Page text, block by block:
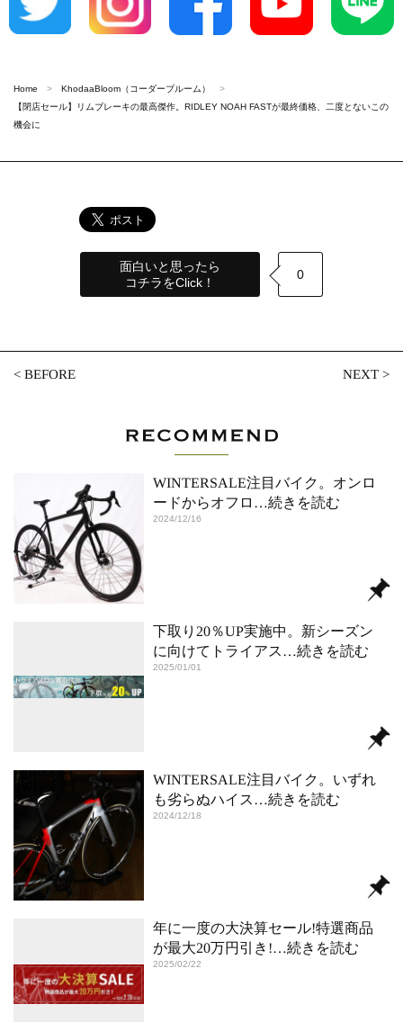
Home
KhodaaBloom（コーダーブルーム）
【閉店セール】リムブレーキの最高傑作。RIDLEY NOAH FASTが最終価格、二度とないこの
機会に
面白いと思ったら
コチラをClick！
0
<BEFORE NEXT>
WINTERSALE注目バイク。オンロ
ードからオフロ …続きを読む
2024/12/16
下取り20％UP実施中。新シーズン
に向けてトライアス …続きを読む
2025/01/01
WINTERSALE注目バイク。いずれ
も劣らぬハイス …続きを読む
2024/12/18
年に一度の大決算セール!特選商品
が最大20万円引き!…続きを読む
2025/02/22